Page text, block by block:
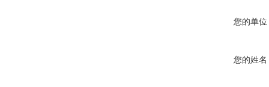
您的单位
您的姓名